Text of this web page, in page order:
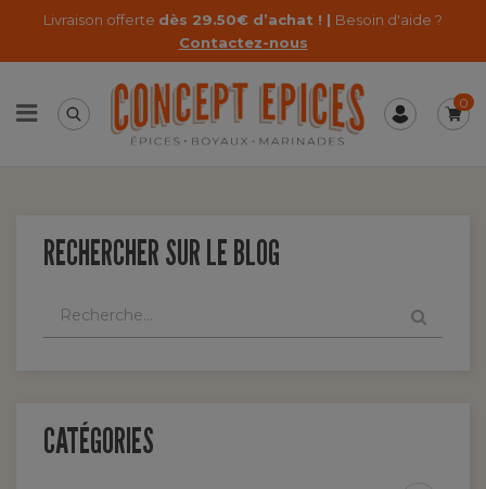
Livraison offerte dès 29.50€ d’achat ! | Besoin d'aide ?
Contactez-nous
0
RECHERCHER SUR LE BLOG
CATÉGORIES